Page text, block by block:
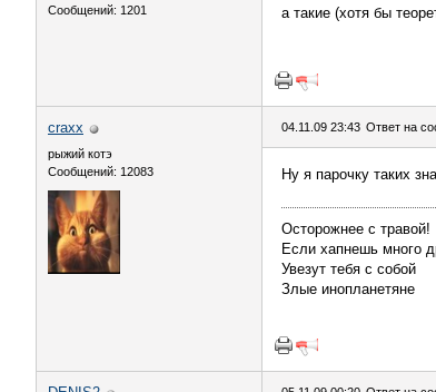
Сообщений: 1201
а такие (хотя бы
craxx
рыжий котэ
Сообщений: 12083
04.11.09 23:43 Ответ на
Ну я парочку таких
Осторожнее с травой!
Если хапнешь много
Увезут тебя с собой
Злые инопланетяне